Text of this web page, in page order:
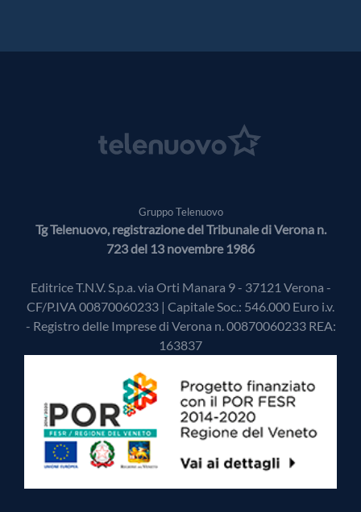
Gruppo Telenuovo
Tg Telenuovo, registrazione del Tribunale di Verona n.
723 del 13 novembre 1986
Editrice T.N.V. S.p.a. via Orti Manara 9 - 37121 Verona -
CF/P.IVA 00870060233 | Capitale Soc.: 546.000 Euro i.v.
- Registro delle Imprese di Verona n. 00870060233 REA:
163837